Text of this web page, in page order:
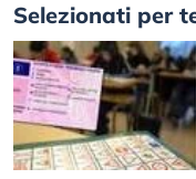
Selezionati per